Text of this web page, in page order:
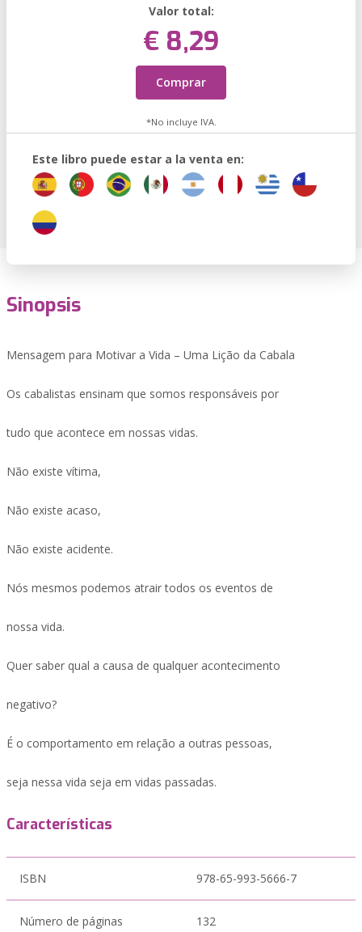
Valor total:
€ 8,29
Comprar
*No incluye IVA.
Este libro puede estar a la venta en:
Sinopsis
Mensagem para Motivar a Vida – Uma Lição da Cabala
Os cabalistas ensinam que somos responsáveis por
tudo que acontece em nossas vidas.
Não existe vítima,
Não existe acaso,
Não existe acidente.
Nós mesmos podemos atrair todos os eventos de
nossa vida.
Quer saber qual a causa de qualquer acontecimento
negativo?
É o comportamento em relação a outras pessoas,
seja nessa vida seja em vidas passadas.
Características
ISBN 978-65-993-5666-7
Número de páginas 132